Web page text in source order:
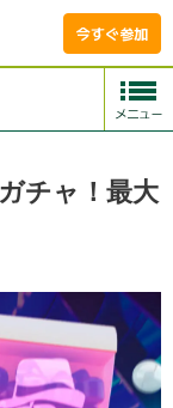
今すぐ参加
チャ！最大